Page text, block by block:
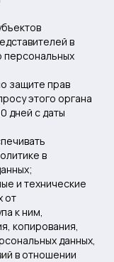
в
персональных
защите прав
этого органа
дней с даты
в
и технические
от
к ним,
копирования,
данных,
в отношении